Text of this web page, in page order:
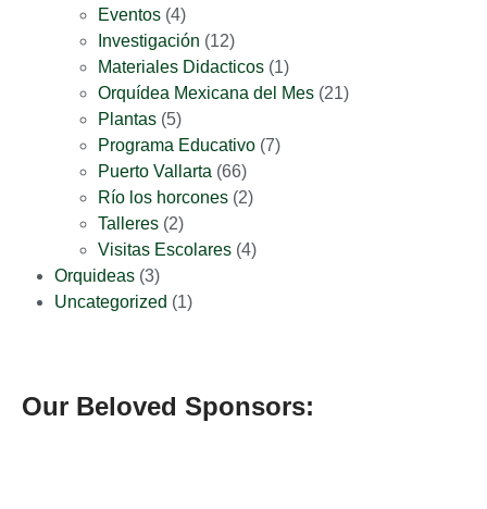
Eventos (4)
Investigación (12)
Materiales Didacticos (1)
Orquídea Mexicana del Mes (21)
Plantas (5)
Programa Educativo (7)
Puerto Vallarta (66)
Río los horcones (2)
Talleres (2)
Visitas Escolares (4)
Orquideas (3)
Uncategorized (1)
Our Beloved Sponsors: